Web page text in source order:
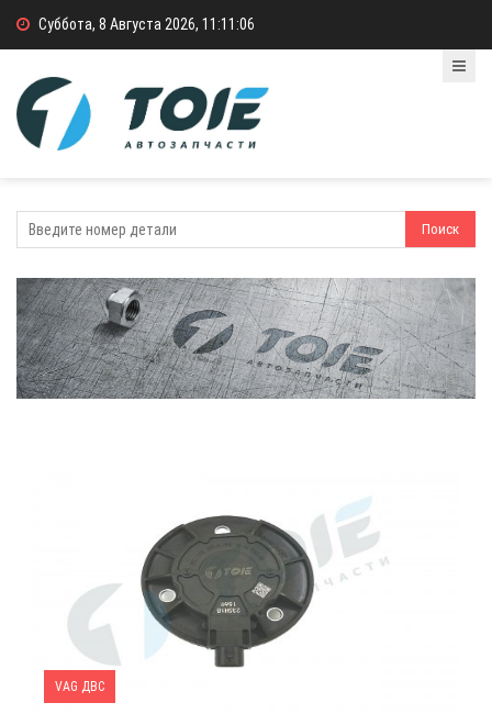
Суббота, 8 Августа 2026, 11:11:06
VAG ДВС